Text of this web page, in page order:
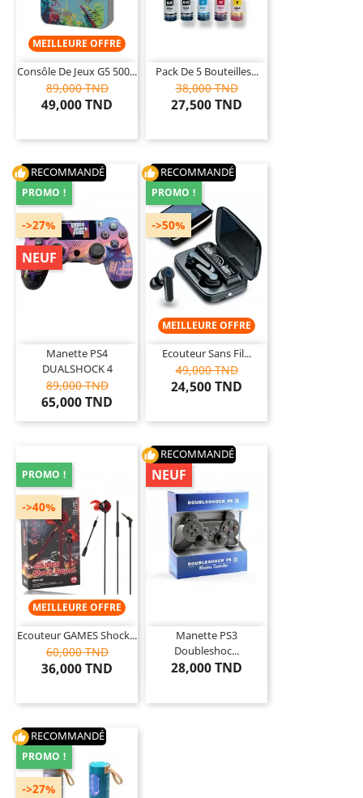
MEILLEURE OFFRE
Consôle De Jeux G5 500...
89,000 TND
49,000 TND
Pack De 5 Bouteilles...
38,000 TND
27,500 TND
thumb_up RECOMMANDÉ
Manette PS4
DUALSHOCK 4
89,000 TND
65,000 TND
->27%
PROMO !
NEUF
thumb_up RECOMMANDÉ
MEILLEURE OFFRE
Ecouteur Sans Fil...
49,000 TND
24,500 TND
PROMO !
->50%
MEILLEURE OFFRE
Ecouteur GAMES Shock...
60,000 TND
36,000 TND
PROMO !
->40%
thumb_up RECOMMANDÉ
Manette PS3
Doubleshoc...
28,000 TND
NEUF
thumb_up RECOMMANDÉ
PROMO !
->27%